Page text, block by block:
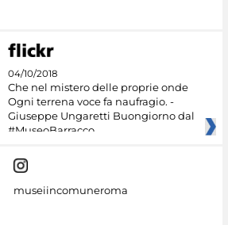
04/10/2018
Che nel mistero delle proprie onde
Ogni terrena voce fa naufragio. -
Giuseppe Ungaretti Buongiorno dal
#MuseoBarracco
museiincomuneroma